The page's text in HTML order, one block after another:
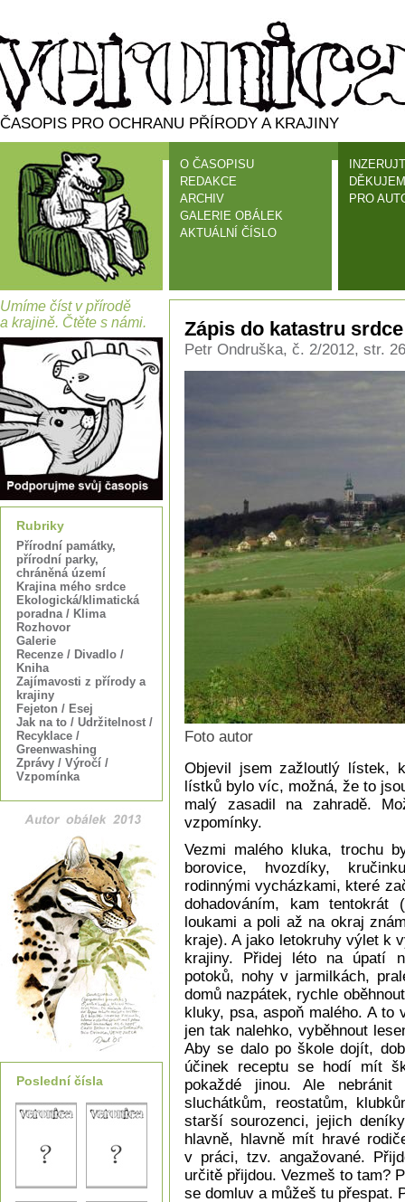
ČASOPIS PRO OCHRANU PŘÍRODY A KRAJINY
O ČASOPISU
REDAKCE
ARCHIV
GALERIE OBÁLEK
AKTUÁLNÍ ČÍSLO
PRO
Umíme číst v přírodě
a krajině. Čtěte s námi.
Rubriky
Přírodní památky,
přírodní parky,
chráněná území
Krajina mého srdce
Ekologická/klimatická
poradna / Klima
Rozhovor
Galerie
Recenze / Divadlo /
Kniha
Zajímavosti z přírody a
krajiny
Fejeton / Esej
Jak na to / Udržitelnost /
Recyklace /
Greenwashing
Zprávy / Výročí /
Vzpomínka
Poslední čísla
Zápis do katastru srdce
Petr Ondruška, č. 2/2012, str.
Foto autor
Objevil jsem zažloutlý lístek,
lístků bylo víc, možná, že to
malý zasadil na zahradě.
vzpomínky.
Vezmi malého kluka, trochu
borovice, hvozdíky,
rodinnými vycházkami, které
dohadováním, kam tentokrát
loukami a poli až na okraj
kraje). A jako letokruhy výlet k
krajiny. Přidej léto na úpatí
potoků, nohy v jarmilkách,
domů nazpátek, rychle
kluky, psa, aspoň malého. A to
jen tak nalehko, vyběhnout
Aby se dalo po škole dojít,
účinek receptu se hodí mít
pokaždé jinou. Ale
sluchátkům, reostatům,
starší sourozenci, jejich
hlavně, hlavně mít hravé
v práci, tzv. angažované.
určitě přijdou. Vezmeš to tam?
se domluv a můžeš tu přespat.